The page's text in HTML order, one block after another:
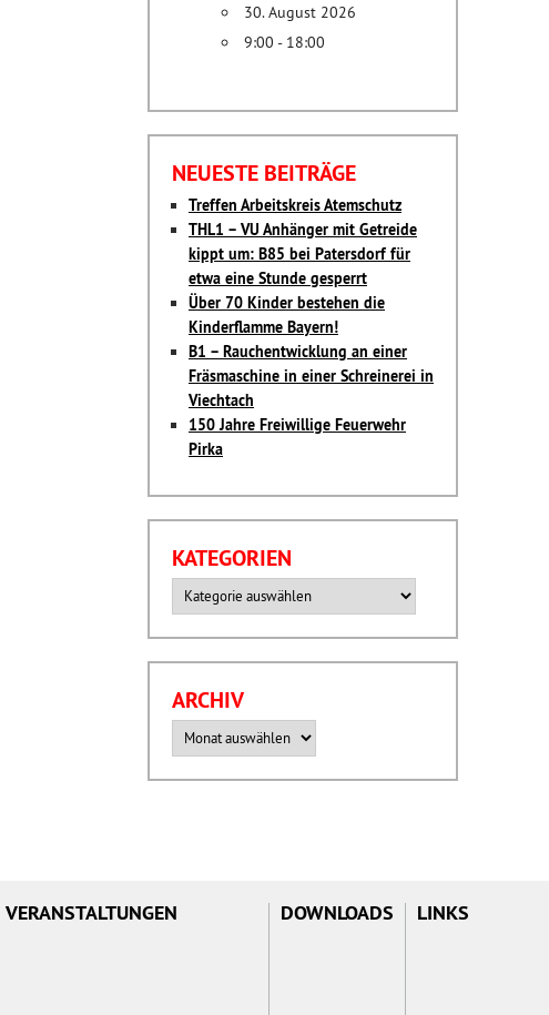
30. August 2026
9:00 - 18:00
NEUESTE BEITRÄGE
Treffen Arbeitskreis Atemschutz
THL1 – VU Anhänger mit Getreide
kippt um: B85 bei Patersdorf für
etwa eine Stunde gesperrt
Über 70 Kinder bestehen die
Kinderflamme Bayern!
B1 – Rauchentwicklung an einer
Fräsmaschine in einer Schreinerei in
Viechtach
150 Jahre Freiwillige Feuerwehr
Pirka
KATEGORIEN
Kategorien
ARCHIV
Archiv
VERANSTALTUNGEN DOWNLOADS LINKS